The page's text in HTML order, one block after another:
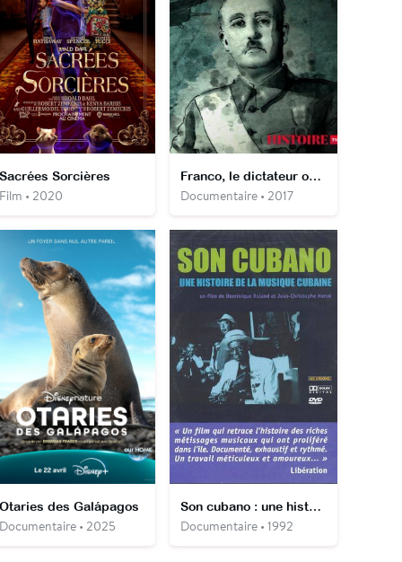
Sorcières
• 2020
Franco, le dictateur oublié
Documentaire • 2017
des Galápagos
• 2025
Son cubano : une histoire de la musique cubaine
Documentaire • 1992